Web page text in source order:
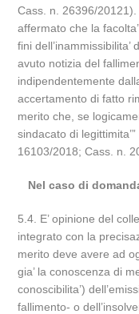
Cass. n. 26396/
affermato che la
fini
avuto notizia del
indipendentemente
accertamento di fatto
merito che, se
sindacato di
16103/2018; Cass. n.
Nel caso di
5.4. E’ opinione del
integrato con la
merito deve avere ad
gia’ la conoscenza di
conoscibilita’)
fallimento- o